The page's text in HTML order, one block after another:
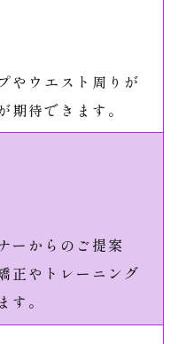
やウエスト周りが
期待できます。
ーからのご提案
正やトレーニング
。